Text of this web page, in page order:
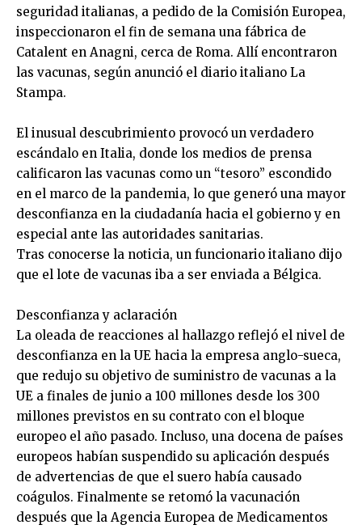
seguridad italianas, a pedido de la Comisión Europea,
inspeccionaron el fin de semana una fábrica de
Catalent en Anagni, cerca de Roma. Allí encontraron
las vacunas, según anunció el diario italiano La
Stampa.
El inusual descubrimiento provocó un verdadero
escándalo en Italia, donde los medios de prensa
calificaron las vacunas como un “tesoro” escondido
en el marco de la pandemia, lo que generó una mayor
desconfianza en la ciudadanía hacia el gobierno y en
especial ante las autoridades sanitarias.
Tras conocerse la noticia, un funcionario italiano dijo
que el lote de vacunas iba a ser enviada a Bélgica.
Desconfianza y aclaración
La oleada de reacciones al hallazgo reflejó el nivel de
desconfianza en la UE hacia la empresa anglo-sueca,
que redujo su objetivo de suministro de vacunas a la
UE a finales de junio a 100 millones desde los 300
millones previstos en su contrato con el bloque
europeo el año pasado. Incluso, una docena de países
europeos habían suspendido su aplicación después
de advertencias de que el suero había causado
coágulos. Finalmente se retomó la vacunación
después que la Agencia Europea de Medicamentos